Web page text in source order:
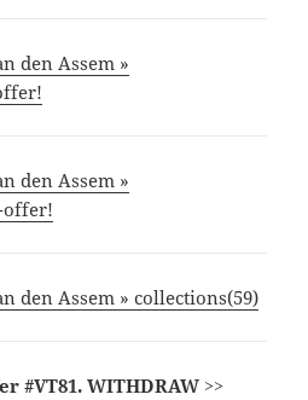
den Assem »
den Assem »
offer!
den Assem » collections(59)
#VT81. WITHDRAW >>